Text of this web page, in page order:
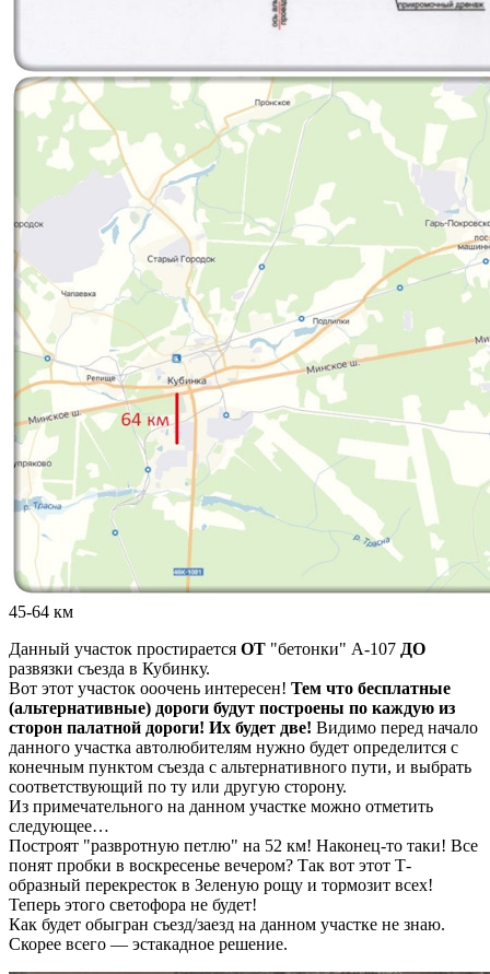
45-64 км
Данный участок простирается ОТ "бетонки" А-107 ДО
развязки съезда в Кубинку.
Вот этот участок ооочень интересен! Тем что бесплатные
(альтернативные) дороги будут построены по каждую из
сторон палатной дороги! Их будет две! Видимо перед начало
данного участка автолюбителям нужно будет определится с
конечным пунктом съезда с альтернативного пути, и выбрать
соответствующий по ту или другую сторону.
Из примечательного на данном участке можно отметить
следующее…
Построят "развротную петлю" на 52 км! Наконец-то таки! Все
понят пробки в воскресенье вечером? Так вот этот Т-
образный перекресток в Зеленую рощу и тормозит всех!
Теперь этого светофора не будет!
Как будет обыгран съезд/заезд на данном участке не знаю.
Скорее всего — эстакадное решение.